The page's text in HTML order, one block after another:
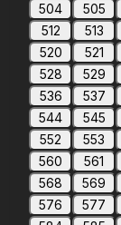
504
505
512
513
520
521
528
529
536
537
544
545
552
553
560
561
568
569
576
577